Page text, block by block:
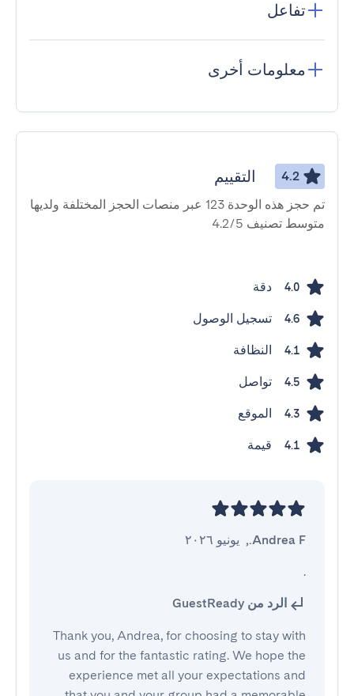
تفاعل
معلومات أخرى
4.2 التقييم
تم حجز هذه الوحدة 123 عبر منصات الحجز المختلفة ولديها
متوسط ​​تصنيف 4.2/5
4.0 دقة
4.6 تسجيل الوصول
4.1 النظافة
4.5 تواصل
4.3 الموقع
4.1 قيمة
Andrea F.
, يونيو ٢٠٢٦
.
الرد من GuestReady
Thank you, Andrea, for choosing to stay with
us and for the fantastic rating. We hope the
experience met all your expectations and